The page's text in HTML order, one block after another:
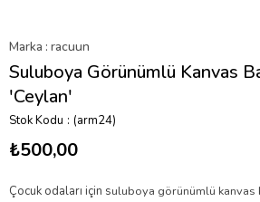
Marka : racuun
Suluboya Görünümlü Kanvas
'Ceylan'
Stok Kodu (arm24)
₺500,00
Çocuk odaları için suluboya görünümlü kanvas